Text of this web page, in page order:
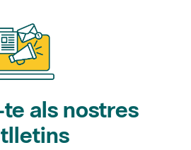
als nostres